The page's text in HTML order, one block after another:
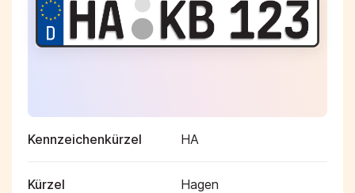
Kennzeichenkürzel HA
Kürzel Hagen